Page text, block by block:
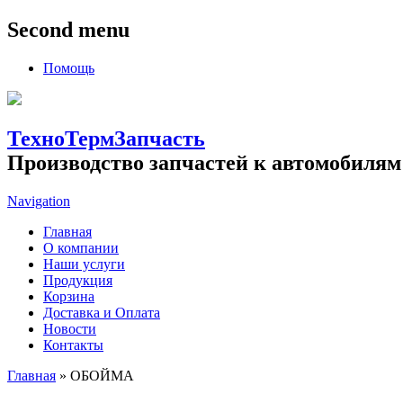
Second menu
Помощь
ТехноТермЗапчасть
Производство запчастей к
Navigation
Главная
О компании
Наши услуги
Продукция
Корзина
Доставка и Оплата
Новости
Контакты
Главная » ОБОЙМА